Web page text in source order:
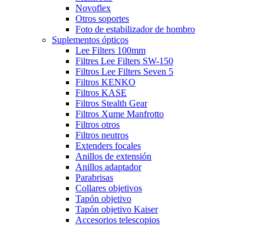
Novoflex
Otros soportes
Foto de estabilizador de hombro
Suplementos ópticos
Lee Filters 100mm
Filtres Lee Filters SW-150
Filtros Lee Filters Seven 5
Filtros KENKO
Filtros KASE
Filtros Stealth Gear
Filtros Xume Manfrotto
Filtros otros
Filtros neutros
Extenders focales
Anillos de extensión
Anillos adaptador
Parabrisas
Collares objetivos
Tapón objetivo
Tapón objetivo Kaiser
Accesorios telescopios